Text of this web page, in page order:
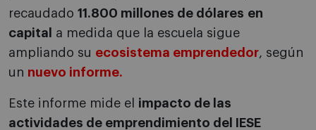
recaudado 11.800 millones de dólares en
capital
a medida que la escuela sigue
ampliando su ecosistema emprendedor , según
un nuevo informe.
Este informe mide el impacto de las
actividades de emprendimiento del IESE